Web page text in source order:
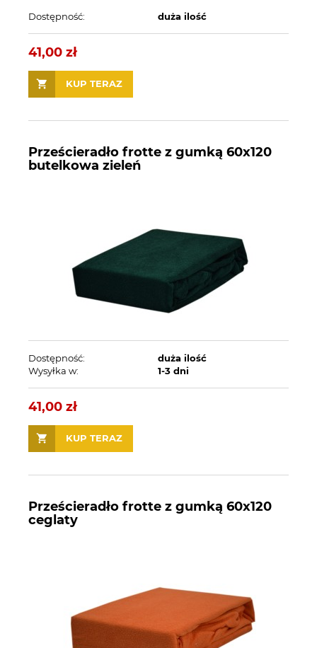
Dostępność: duża ilość
41,00 zł
KUP TERAZ
Prześcieradło frotte z gumką 60x120
butelkowa zieleń
Dostępność:
duża ilość
Wysyłka w:
1-3 dni
41,00 zł
KUP TERAZ
Prześcieradło frotte z gumką 60x120
ceglaty